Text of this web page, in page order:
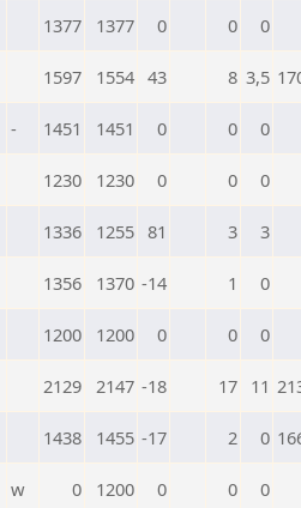
1377 1377 0 0 0
1597 1554 43 8 3,5
- 1451 1451 0 0 0
1230 1230 0 0 0
1336 1255 81 3 3
1356 1370 -14 1 0
1200 1200 0 0 0
2129 2147 -18 17 11
1438 1455 -17 2 0
w 0 1200 0 0 0